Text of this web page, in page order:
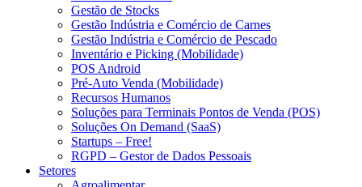
Gestão de Stocks
Gestão Indústria e Comércio de Carnes
Gestão Indústria e Comércio de Pescado
Inventário e Picking (Mobilidade)
POS Android
Pré-Auto Venda (Mobilidade)
Recursos Humanos
Soluções para Terminais Pontos de Venda (POS)
Soluções On Demand (SaaS)
Startups – Free!
RGPD – Gestor de Dados Pessoais
Setores